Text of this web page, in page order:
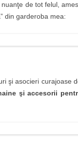
de tot felul,
din garderoba mea:
şi asocieri curajoase
şi accesorii